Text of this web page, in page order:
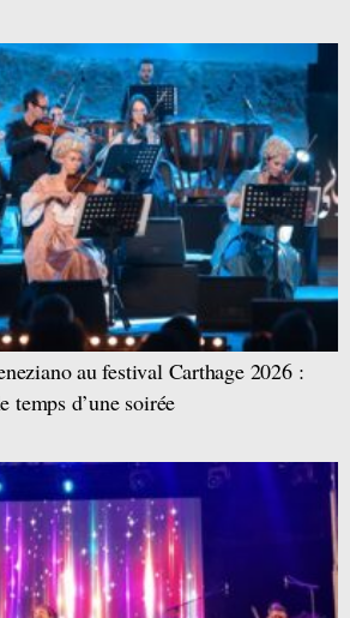
au festival Carthage 2026 :
temps d’une soirée